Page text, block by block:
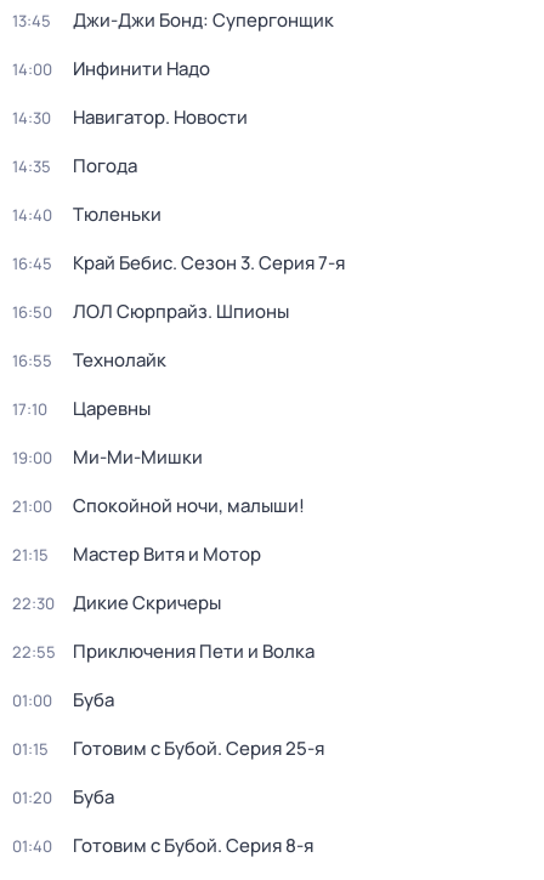
13:45 Джи-Джи Бонд: Супергонщик
14:00 Инфинити Надо
14:30 Навигатор. Новости
14:35 Погода
14:40 Тюленьки
16:45 Край Бебис. Сезон 3. Серия 7-я
16:50 ЛОЛ Сюрпрайз. Шпионы
16:55 Технолайк
17:10 Царевны
19:00 Ми-Ми-Мишки
21:00 Спокойной ночи, малыши!
21:15 Мастер Витя и Мотор
22:30 Дикие Скричеры
22:55 Приключения Пети и Волка
01:00 Буба
01:15 Готовим с Бубой. Серия 25-я
01:20 Буба
01:40 Готовим с Бубой. Серия 8-я